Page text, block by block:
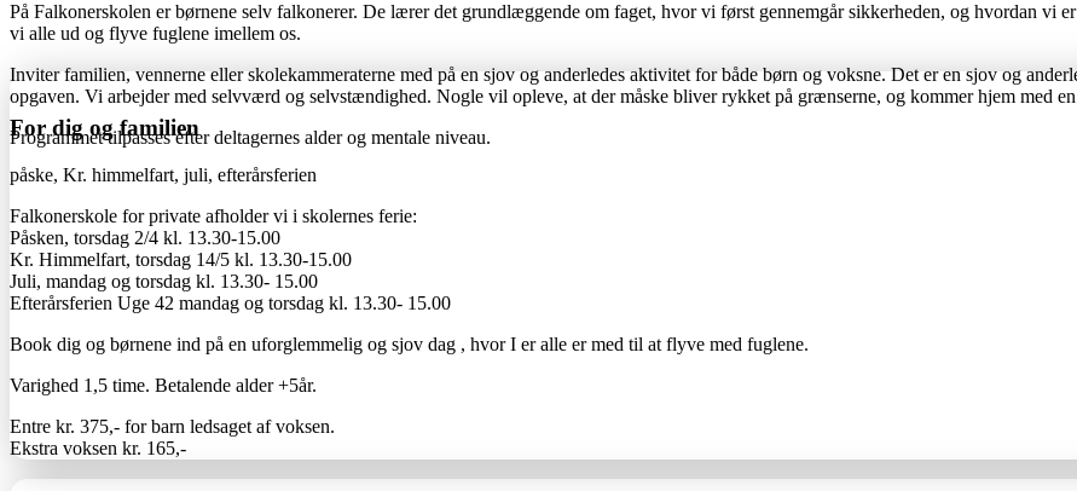
På Falkonerskolen er børnene selv falkonerer. De lærer det grundlæggende om faget, hvor vi først gennemgår sikkerheden, og hvordan vi
vi alle ud og flyve fuglene imellem os.
Inviter familien, vennerne eller skolekammeraterne med på en sjov og anderledes aktivitet for både børn og voksne. Det er en sjov og
opgaven. Vi arbejder med selvværd og selvstændighed. Nogle vil opleve, at der måske bliver rykket på grænserne, og kommer hjem med
Programmet tilpasses efter deltagernes alder og mentale niveau.
For dig og familien
påske, Kr. himmelfart, juli, efterårs­ferien
Falkonerskole for private afholder vi i skolernes ferie:
Påsken, torsdag 2/4 kl. 13.30-15.00
Kr. Himmelfart, torsdag 14/5 kl. 13.30-15.00
Juli, mandag og torsdag kl. 13.30- 15.00
Efterårsferien Uge 42 mandag og torsdag kl. 13.30- 15.00
Book dig og børnene ind på en uforglemmelig og sjov dag , hvor I er alle er med til at flyve med fuglene.
Varighed 1,5 time. Betalende alder +5år.
Entre kr. 375,- for barn ledsaget af voksen.
Ekstra voksen kr. 165,-